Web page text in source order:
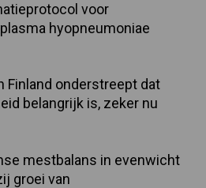
voor
hyopneumoniae
Finland onderstreept dat
belangrijk is, zeker nu
mestbalans in evenwicht
groei van